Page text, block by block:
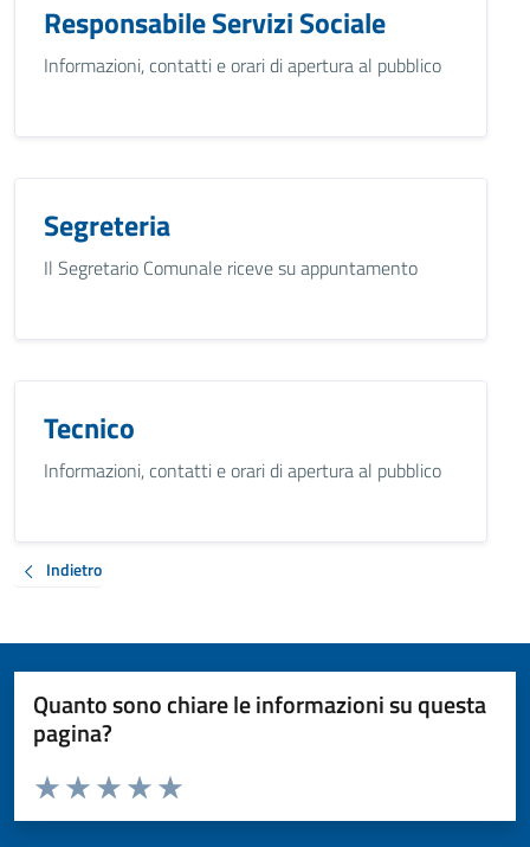
Responsabile Servizi Sociale
Informazioni, contatti e orari di apertura al pubblico
Segreteria
Il Segretario Comunale riceve su appuntamento
Tecnico
Informazioni, contatti e orari di apertura al pubblico
Indietro
Quanto sono chiare le informazioni su questa
pagina?
Valuta da 1 a 5 stelle la pagina
Valuta 5 stelle su 5
Valuta 4 stelle su 5
Valuta 3 stelle su 5
Valuta 2 stelle su 5
Valuta 1 stelle su 5